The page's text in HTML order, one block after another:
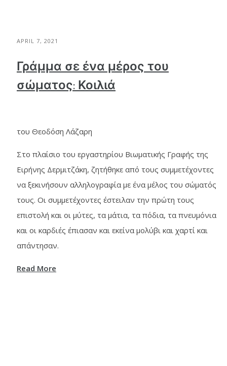
APRIL 7, 2021
Γράμμα σε ένα μέρος του
σώματος: Κοιλιά
του Θεοδόση Λάζαρη
Στο πλαίσιο του εργαστηρίου Βιωματικής Γραφής της
Ειρήνης Δερμιτζάκη, ζητήθηκε από τους συμμετέχοντες
να ξεκινήσουν αλληλογραφία με ένα μέλος του σώματός
τους. Οι συμμετέχοντες έστειλαν την πρώτη τους
επιστολή και οι μύτες, τα μάτια, τα πόδια, τα πνευμόνια
και οι καρδιές έπιασαν και εκείνα μολύβι και χαρτί και
απάντησαν.
Read More